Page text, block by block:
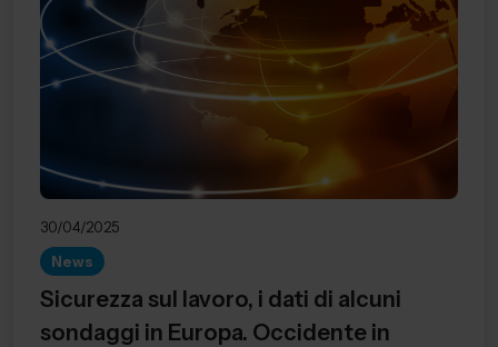
30/04/2025
News
Sicurezza sul lavoro, i dati di alcuni
sondaggi in Europa. Occidente in